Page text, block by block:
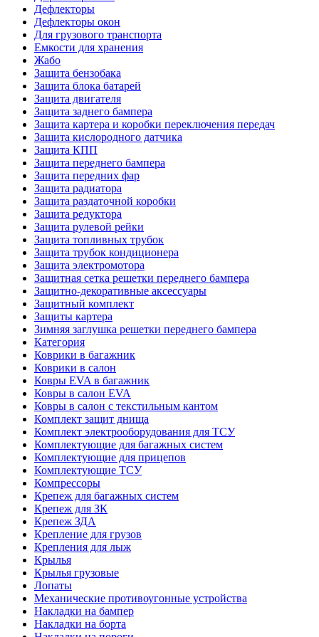
Дефлекторы
Дефлекторы окон
Для грузового транспорта
Емкости для хранения
Жабо
Защита бензобака
Защита блока батарей
Защита двигателя
Защита заднего бампера
Защита картера и коробки переключения передач
Защита кислородного датчика
Защита КПП
Защита переднего бампера
Защита передних фар
Защита радиатора
Защита раздаточной коробки
Защита редуктора
Защита рулевой рейки
Защита топливных трубок
Защита трубок кондиционера
Защита электромотора
Защитная сетка решетки переднего бампера
Защитно-декоративные аксессуары
Защитный комплект
Защиты картера
Зимняя заглушка решетки переднего бампера
Категория
Коврики в багажник
Коврики в салон
Ковры EVA в багажник
Ковры в салон EVA
Ковры в салон с текстильным кантом
Комплект защит днища
Комплект электрооборудования для ТСУ
Комплектующие для багажных систем
Комплектующие для прицепов
Комплектующие ТСУ
Компрессоры
Крепеж для багажных систем
Крепеж для ЗК
Крепеж ЗДА
Крепление для грузов
Крепления для лыж
Крылья
Крылья грузовые
Лопаты
Механические противоугонные устройства
Накладки на бампер
Накладки на борта